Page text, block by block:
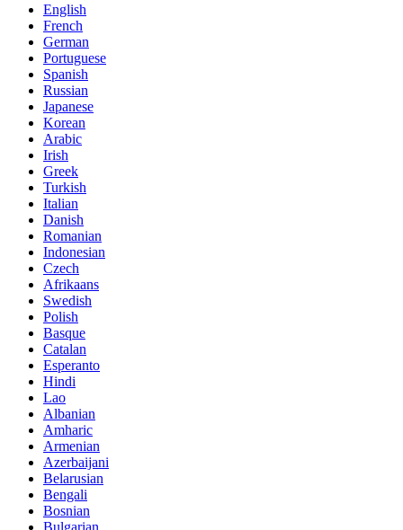
English
French
German
Portuguese
Spanish
Russian
Japanese
Korean
Arabic
Irish
Greek
Turkish
Italian
Danish
Romanian
Indonesian
Czech
Afrikaans
Swedish
Polish
Basque
Catalan
Esperanto
Hindi
Lao
Albanian
Amharic
Armenian
Azerbaijani
Belarusian
Bengali
Bosnian
Bulgarian